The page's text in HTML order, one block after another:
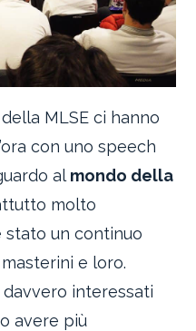
MLSE ci hanno
con uno speech
al mondo della
molto
un continuo
e loro.
interessati
avere più